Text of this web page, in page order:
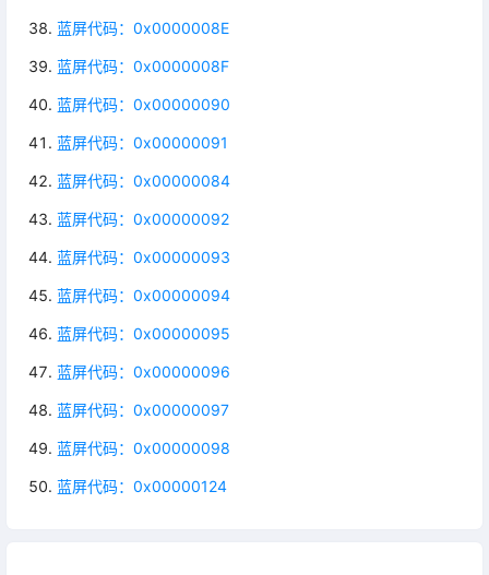
蓝屏代码：0x0000008E
蓝屏代码：0x0000008F
蓝屏代码：0x00000090
蓝屏代码：0x00000091
蓝屏代码：0x00000084
蓝屏代码：0x00000092
蓝屏代码：0x00000093
蓝屏代码：0x00000094
蓝屏代码：0x00000095
蓝屏代码：0x00000096
蓝屏代码：0x00000097
蓝屏代码：0x00000098
蓝屏代码：0x00000124